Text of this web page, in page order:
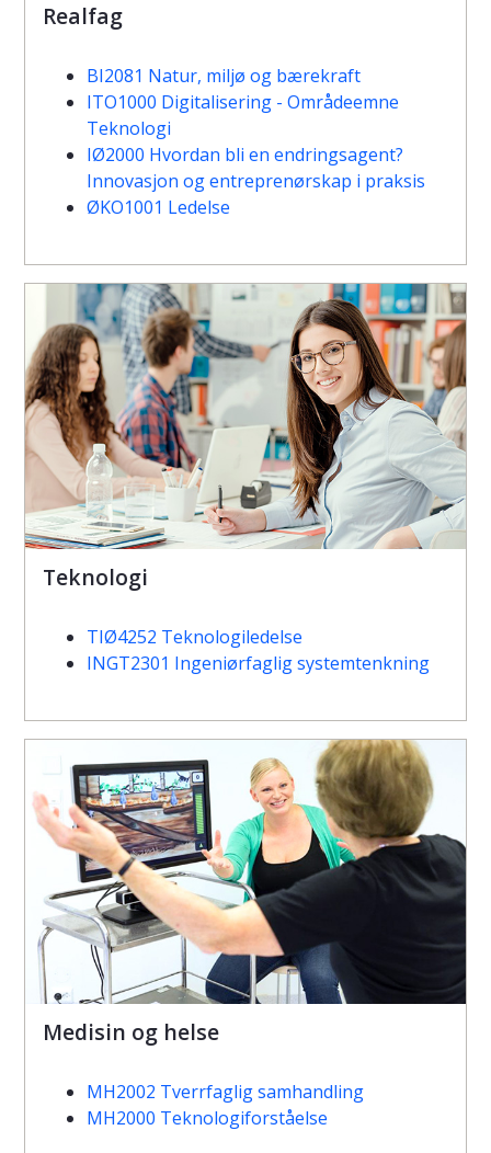
Realfag
BI2081 Natur, miljø og bærekraft
ITO1000 Digitalisering - Områdeemne
Teknologi
IØ2000 Hvordan bli en endringsagent?
Innovasjon og entreprenørskap i praksis
ØKO1001 Ledelse
Teknologi
TIØ4252 Teknologiledelse
INGT2301 Ingeniørfaglig systemtenkning
Medisin og helse
MH2002 Tverrfaglig samhandling
MH2000 Teknologiforståelse